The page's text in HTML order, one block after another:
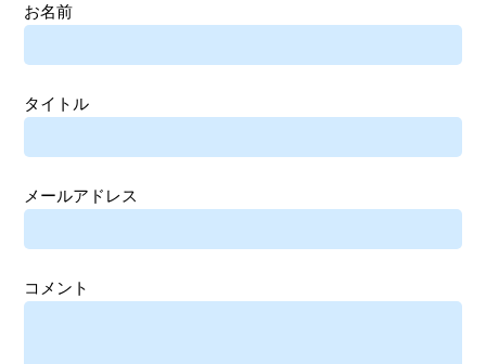
お名前
タイトル
メールアドレス
コメント